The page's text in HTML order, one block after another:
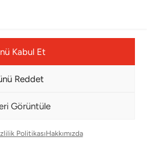
Kabul Et
Reddet
Görüntüle
PolitikasıHakkımızda